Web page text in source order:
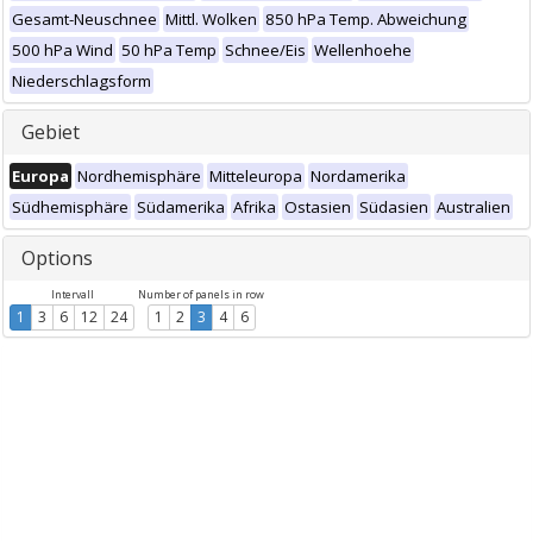
Gesamt-Neuschnee Mittl. Wolken 850 hPa Temp. Abweichung
500 hPa Wind 50 hPa Temp Schnee/Eis Wellenhoehe
Niederschlagsform
Gebiet
Europa Nordhemisphäre Mitteleuropa Nordamerika
Südhemisphäre Südamerika Afrika Ostasien Südasien Australien
Options
Intervall
1 3 6 12 24
Number of panels in row
1 2 3 4 6